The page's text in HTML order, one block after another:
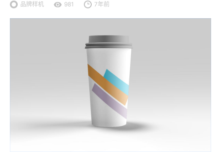
品牌样机 981 7年前